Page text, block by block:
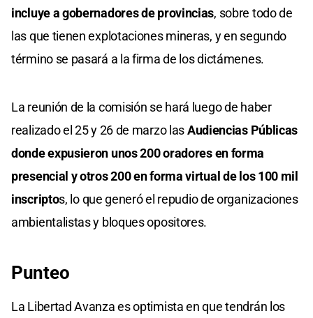
incluye a gobernadores de provincias, sobre todo de
las que tienen explotaciones mineras, y en segundo
término se pasará a la firma de los dictámenes.
La reunión de la comisión se hará luego de haber
realizado el 25 y 26 de marzo lasAudiencias Públicas
donde expusieron unos 200 oradores en forma
presencial y otros 200 en forma virtual de los 100 mil
inscriptos, lo que generó el repudio de organizaciones
ambientalistas y bloques opositores.
Punteo
La Libertad Avanza es optimista en que tendrán los